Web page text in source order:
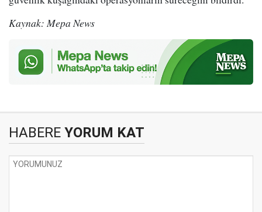
Kaynak: Mepa News
HABERE YORUM KAT